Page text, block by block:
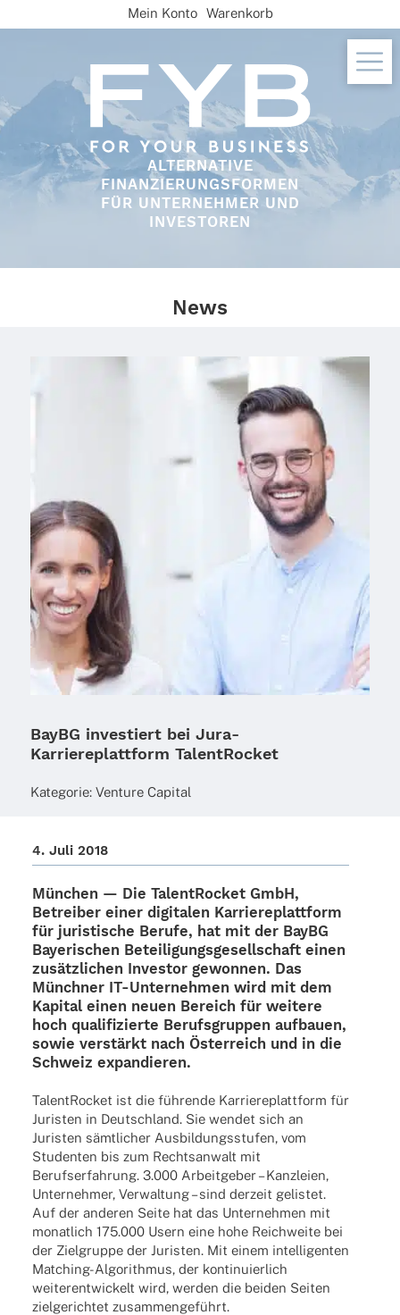
to
ALTERNATIVE
FINANZIERUNGSFORMEN
FÜR UNTERNEHMER UND
INVESTOREN
Mein Konto Warenkorb
News
BayBG investiert bei Jura-
Karriereplattform TalentRocket
Kate­go­rie:Venture Capi­tal
4. Juli 2018
München — Die Talen­tRo­cketGmbH,
Betrei­ber einer digi­ta­len Karrie­re­platt­form
für juris­ti­sche Berufe, hat mit derBayBG
Baye­ri­schen Betei­li­gungs­ge­sell­schafteinen
zusätz­li­chen Inves­tor gewon­nen. Das
Münch­ner IT-Unter­­neh­­men wird mit dem
Kapi­tal einen neuen Bereich für weitere
hoch quali­fi­zierte Berufs­grup­pen aufbauen,
sowie verstärkt nach Öster­reich und in die
Schweiz expandieren.
Talen­tRo­cket ist die führende Karrie­re­platt­form für
Juris­ten in Deutsch­land. Sie wendet sich an
Juris­ten sämt­li­cher Ausbil­dungs­stu­fen, vom
Studen­ten bis zum Rechts­an­walt mit
Berufs­er­fah­rung. 3.000 Arbeit­ge­ber – Kanz­leien,
Unter­neh­mer, Verwal­tung – sind derzeit gelis­tet.
Auf der ande­ren Seite hat das Unter­neh­men mit
monat­lich 175.000 Usern eine hohe Reich­weite bei
der Ziel­gruppe der Juris­ten. Mit einem intel­li­gen­ten
Matching-Algo­ri­th­­mus, der konti­nu­ier­lich
weiter­ent­wi­ckelt wird, werden die beiden Seiten
ziel­ge­rich­tet zusammengeführt.